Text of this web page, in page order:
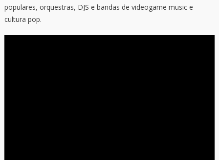
populares, orquestras, DJS e bandas de videogame music e
cultura pop.